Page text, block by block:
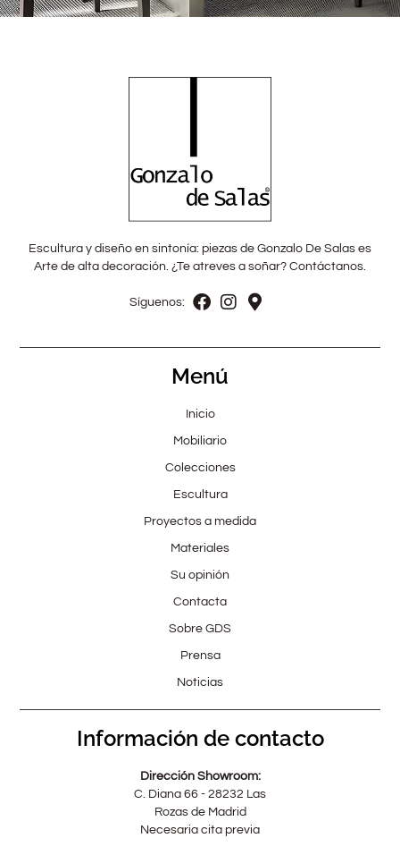
Escultura y diseño en sintonía: piezas de Gonzalo De Salas es
Arte de alta decoración. ¿Te atreves a soñar? Contáctanos.
Síguenos:
Menú
Inicio
Mobiliario
Colecciones
Escultura
Proyectos a medida
Materiales
Su opinión
Contacta
Sobre GDS
Prensa
Noticias
Información de contacto
Dirección Showroom:
C. Diana 66 - 28232 Las
Rozas de Madrid
Necesaria cita previa